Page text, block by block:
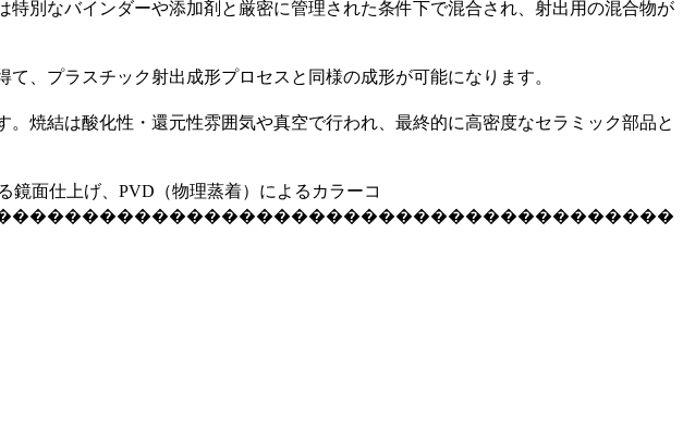
別なバインダーや添加剤と厳密に管理された条件下で混合され、射出用の混合物が
、 プラスチック射出成形プロセス と同様の成形が可能になります。
焼結は酸化性・還元性雰囲気や真空で行われ、最終的に高密度なセラミック部品と
鏡面仕上げ、 PVD（物理蒸着） によるカラーコ